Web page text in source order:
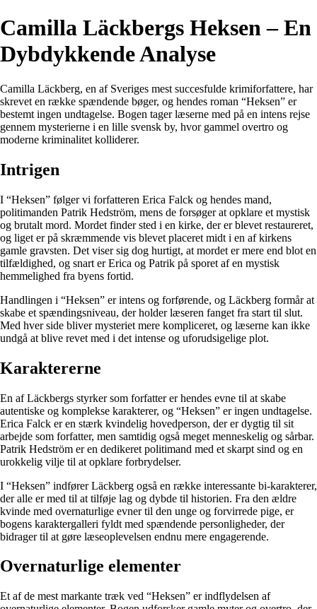
Camilla Läckbergs Heksen – En
Dybdykkende Analyse
Camilla Läckberg, en af Sveriges mest succesfulde krimiforfattere, har
skrevet en række spændende bøger, og hendes roman “Heksen” er
bestemt ingen undtagelse. Bogen tager læserne med på en intens rejse
gennem mysterierne i en lille svensk by, hvor gammel overtro og
moderne kriminalitet kolliderer.
Intrigen
I “Heksen” følger vi forfatteren Erica Falck og hendes mand,
politimanden Patrik Hedström, mens de forsøger at opklare et mystisk
og brutalt mord. Mordet finder sted i en kirke, der er blevet restaureret,
og liget er på skræmmende vis blevet placeret midt i en af kirkens
gamle gravsten. Det viser sig dog hurtigt, at mordet er mere end blot en
tilfældighed, og snart er Erica og Patrik på sporet af en mystisk
hemmelighed fra byens fortid.
Handlingen i “Heksen” er intens og forførende, og Läckberg formår at
skabe et spændingsniveau, der holder læseren fanget fra start til slut.
Med hver side bliver mysteriet mere kompliceret, og læserne kan ikke
undgå at blive revet med i det intense og uforudsigelige plot.
Karaktererne
En af Läckbergs styrker som forfatter er hendes evne til at skabe
autentiske og komplekse karakterer, og “Heksen” er ingen undtagelse.
Erica Falck er en stærk kvindelig hovedperson, der er dygtig til sit
arbejde som forfatter, men samtidig også meget menneskelig og sårbar.
Patrik Hedström er en dedikeret politimand med et skarpt sind og en
urokkelig vilje til at opklare forbrydelser.
I “Heksen” indfører Läckberg også en række interessante bi-karakterer,
der alle er med til at tilføje lag og dybde til historien. Fra den ældre
kvinde med overnaturlige evner til den unge og forvirrede pige, er
bogens karaktergalleri fyldt med spændende personligheder, der
bidrager til at gøre læseoplevelsen endnu mere engagerende.
Overnaturlige elementer
Et af de mest markante træk ved “Heksen” er indflydelsen af